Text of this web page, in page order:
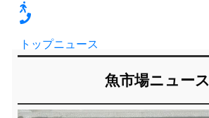
トップニュース
魚市場ニュース